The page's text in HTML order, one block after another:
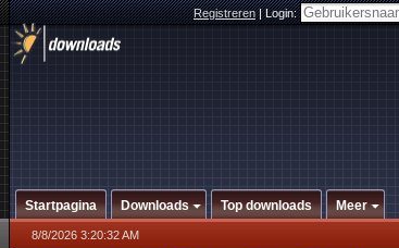
Registreren|Login:
Startpagina Downloads Top downloads Meer
8/8/2026 3:20:32 AM